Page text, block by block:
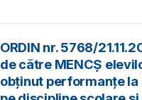
ORDIN nr. 5768/
de către MENCȘ
obținut performanțe